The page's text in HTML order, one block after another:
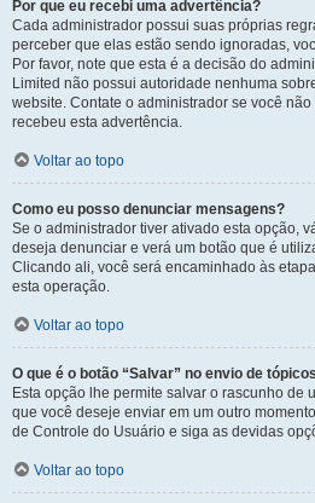
Por que eu recebi uma advertência?
Cada administrador possui suas próprias
perceber que elas estão sendo ignoradas,
Por favor, note que esta é a decisão do
Limited não possui autoridade nenhuma
website. Contate o administrador se você
recebeu esta advertência.
Voltar ao topo
Como eu posso denunciar mensagens?
Se o administrador tiver ativado esta opção,
deseja denunciar e verá um botão que é
Clicando ali, você será encaminhado às
esta operação.
Voltar ao topo
O que é o botão “Salvar” no envio de
Esta opção lhe permite salvar o rascunho de
que você deseje enviar em um outro
de Controle do Usuário e siga as devidas
Voltar ao topo